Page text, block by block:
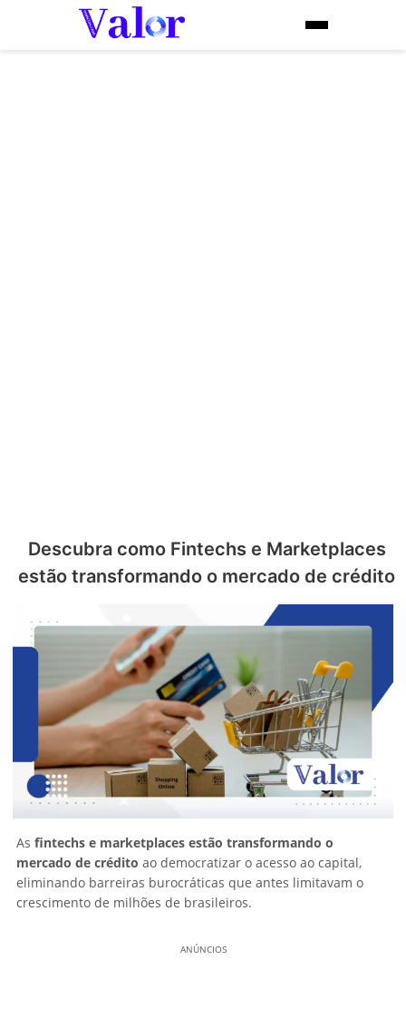
Descubra como Fintechs e Marketplaces
estão transformando o mercado de crédito
As fintechs e marketplaces estão transformando o
mercado de crédito ao democratizar o acesso ao capital,
eliminando barreiras burocráticas que antes limitavam o
crescimento de milhões de brasileiros.
ANÚNCIOS